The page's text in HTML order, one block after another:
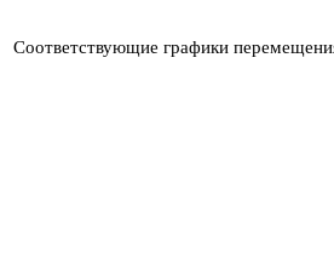
Соответствующие графики